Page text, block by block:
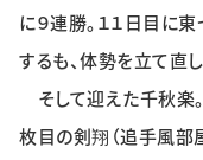
に９連勝。１１日目に
するも、体勢を立て直
そして迎えた千秋楽
枚目の剣翔（追手風部